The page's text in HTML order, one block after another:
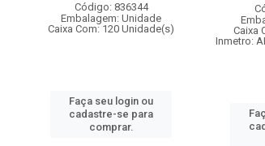
Código: 836344
Embalagem: Unidade
Caixa Com: 120 Unidade(s)
Faça seu login ou
cadastre-se para
comprar.
Caixa
Inmetro: